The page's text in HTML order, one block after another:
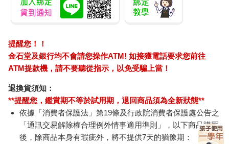
提醒您！！
金石堂及銀行均不會請您操作ATM! 如接獲電話要求您前往
ATM提款機，請不要聽從指示，以免受騙上當！
退換貨須知：
**提醒您，鑑賞期不等於試用期，退回商品須為全新狀態**
依據「消費者保護法」第19條及行政院消費者保護處公告之
「通訊交易解除權合理例外情事適用準則」，以下商品購買
後，除商品本身有瑕疵外，將不提供7天的猶豫期：